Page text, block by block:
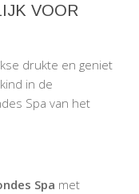
VOOR
drukte en geniet
in de
Spa van het
Spa met